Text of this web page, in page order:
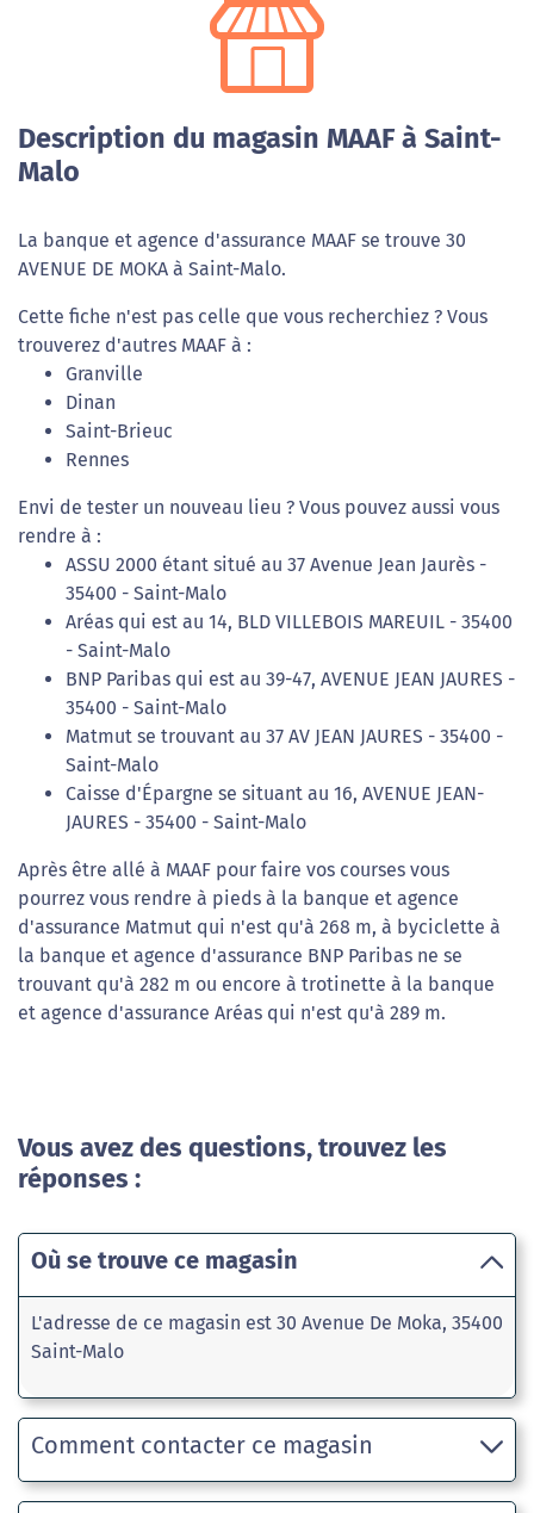
Description du magasin MAAF à Saint-
Malo
La banque et agence d'assurance MAAF se trouve 30
AVENUE DE MOKA à Saint-Malo.
Cette fiche n'est pas celle que vous recherchiez ? Vous
trouverez d'autres MAAF à :
Granville
Dinan
Saint-Brieuc
Rennes
Envi de tester un nouveau lieu ? Vous pouvez aussi vous
rendre à :
ASSU 2000 étant situé au 37 Avenue Jean Jaurès -
35400 - Saint-Malo
Aréas qui est au 14, BLD VILLEBOIS MAREUIL - 35400
- Saint-Malo
BNP Paribas qui est au 39-47, AVENUE JEAN JAURES -
35400 - Saint-Malo
Matmut se trouvant au 37 AV JEAN JAURES - 35400 -
Saint-Malo
Caisse d'Épargne se situant au 16, AVENUE JEAN-
JAURES - 35400 - Saint-Malo
Après être allé à MAAF pour faire vos courses vous
pourrez vous rendre à pieds à la banque et agence
d'assurance Matmut qui n'est qu'à 268 m, à byciclette à
la banque et agence d'assurance BNP Paribas ne se
trouvant qu'à 282 m ou encore à trotinette à la banque
et agence d'assurance Aréas qui n'est qu'à 289 m.
Vous avez des questions, trouvez les
réponses :
Où se trouve ce magasin
L'adresse de ce magasin est 30 Avenue De Moka, 35400
Saint-Malo
Comment contacter ce magasin